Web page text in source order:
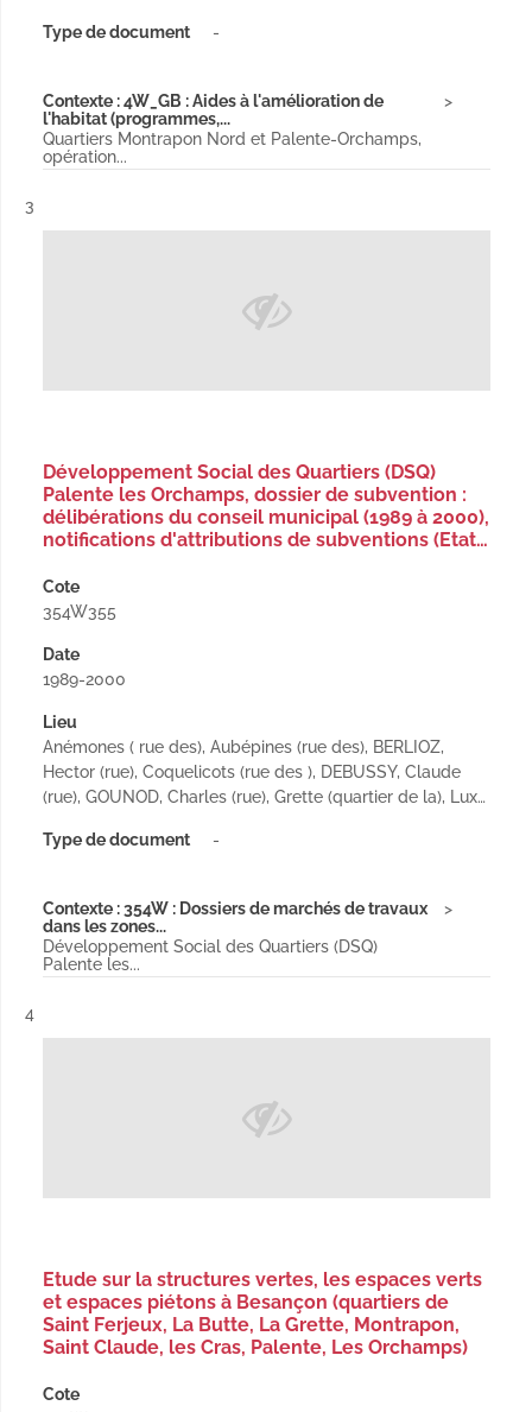
Type de document -
Contexte : 4W_GB : Aides à l'amélioration de
l'habitat (programmes,...
Quartiers Montrapon Nord et Palente-Orchamps,
opération...
Résultat n°
3
Développement Social des Quartiers (DSQ)
Palente les Orchamps, dossier de subvention :
délibérations du conseil municipal (1989 à 2000),
notifications d'attributions de subventions (Etat…
Cote
354W355
Date
1989-2000
Lieu
Anémones ( rue des), Aubépines (rue des), BERLIOZ,
Hector (rue), Coquelicots (rue des ), DEBUSSY, Claude
(rue), GOUNOD, Charles (rue), Grette (quartier de la), Lux…
Type de document -
Contexte : 354W : Dossiers de marchés de travaux
dans les zones...
Développement Social des Quartiers (DSQ)
Palente les...
Résultat n°
4
Etude sur la structures vertes, les espaces verts
et espaces piétons à Besançon (quartiers de
Saint Ferjeux, La Butte, La Grette, Montrapon,
Saint Claude, les Cras, Palente, Les Orchamps)
Cote